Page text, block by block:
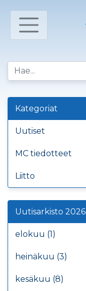
Kategoriat
Uutiset
MC tiedotteet
Liitto
Uutisarkisto 2026
elokuu (1)
heinäkuu (3)
kesäkuu (8)